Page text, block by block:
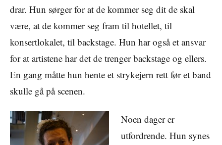
drar. Hun sørger for at de kommer seg dit de skal
være, at de kommer seg fram til hotellet, til
konsertlokalet, til backstage. Hun har også et ansvar
for at artistene har det de trenger backstage og ellers.
En gang måtte hun hente et strykejern rett før et band
skulle gå på scenen.
Noen dager er
utfordrende. Hun synes